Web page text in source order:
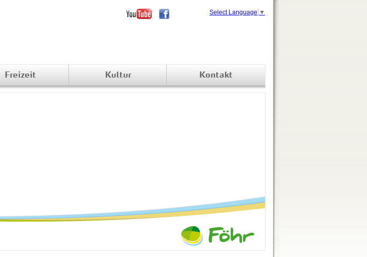
Freizeit Kultur Kontakt
Select Language ▼